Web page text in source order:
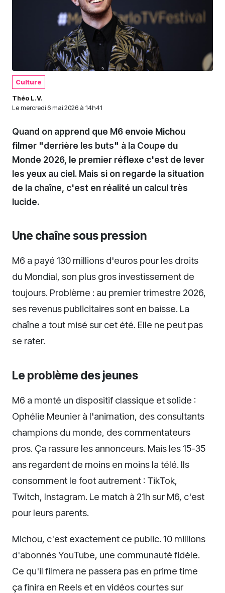
Culture
Théo L.V.
Le mercredi 6 mai 2026 à 14h41
Quand on apprend que M6 envoie Michou
filmer "derrière les buts" à la Coupe du
Monde 2026, le premier réflexe c'est de lever
les yeux au ciel. Mais si on regarde la situation
de la chaîne, c'est en réalité un calcul très
lucide.
Une chaîne sous pression
M6 a payé 130 millions d'euros pour les droits
du Mondial, son plus gros investissement de
toujours. Problème : au premier trimestre 2026,
ses revenus publicitaires sont en baisse. La
chaîne a tout misé sur cet été. Elle ne peut pas
se rater.
Le problème des jeunes
M6 a monté un dispositif classique et solide :
Ophélie Meunier à l'animation, des consultants
champions du monde, des commentateurs
pros. Ça rassure les annonceurs. Mais les 15-35
ans regardent de moins en moins la télé. Ils
consomment le foot autrement : TikTok,
Twitch, Instagram. Le match à 21h sur M6, c'est
pour leurs parents.
Michou, c'est exactement ce public. 10 millions
d'abonnés YouTube, une communauté fidèle.
Ce qu'il filmera ne passera pas en prime time
ça finira en Reels et en vidéos courtes sur